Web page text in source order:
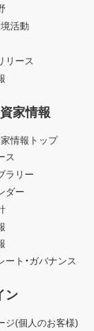
境活動
リース
家情報
家情報トップ
ス
ラリー
ダー
ート・ガバナンス
ン
ジ(個人のお客様)